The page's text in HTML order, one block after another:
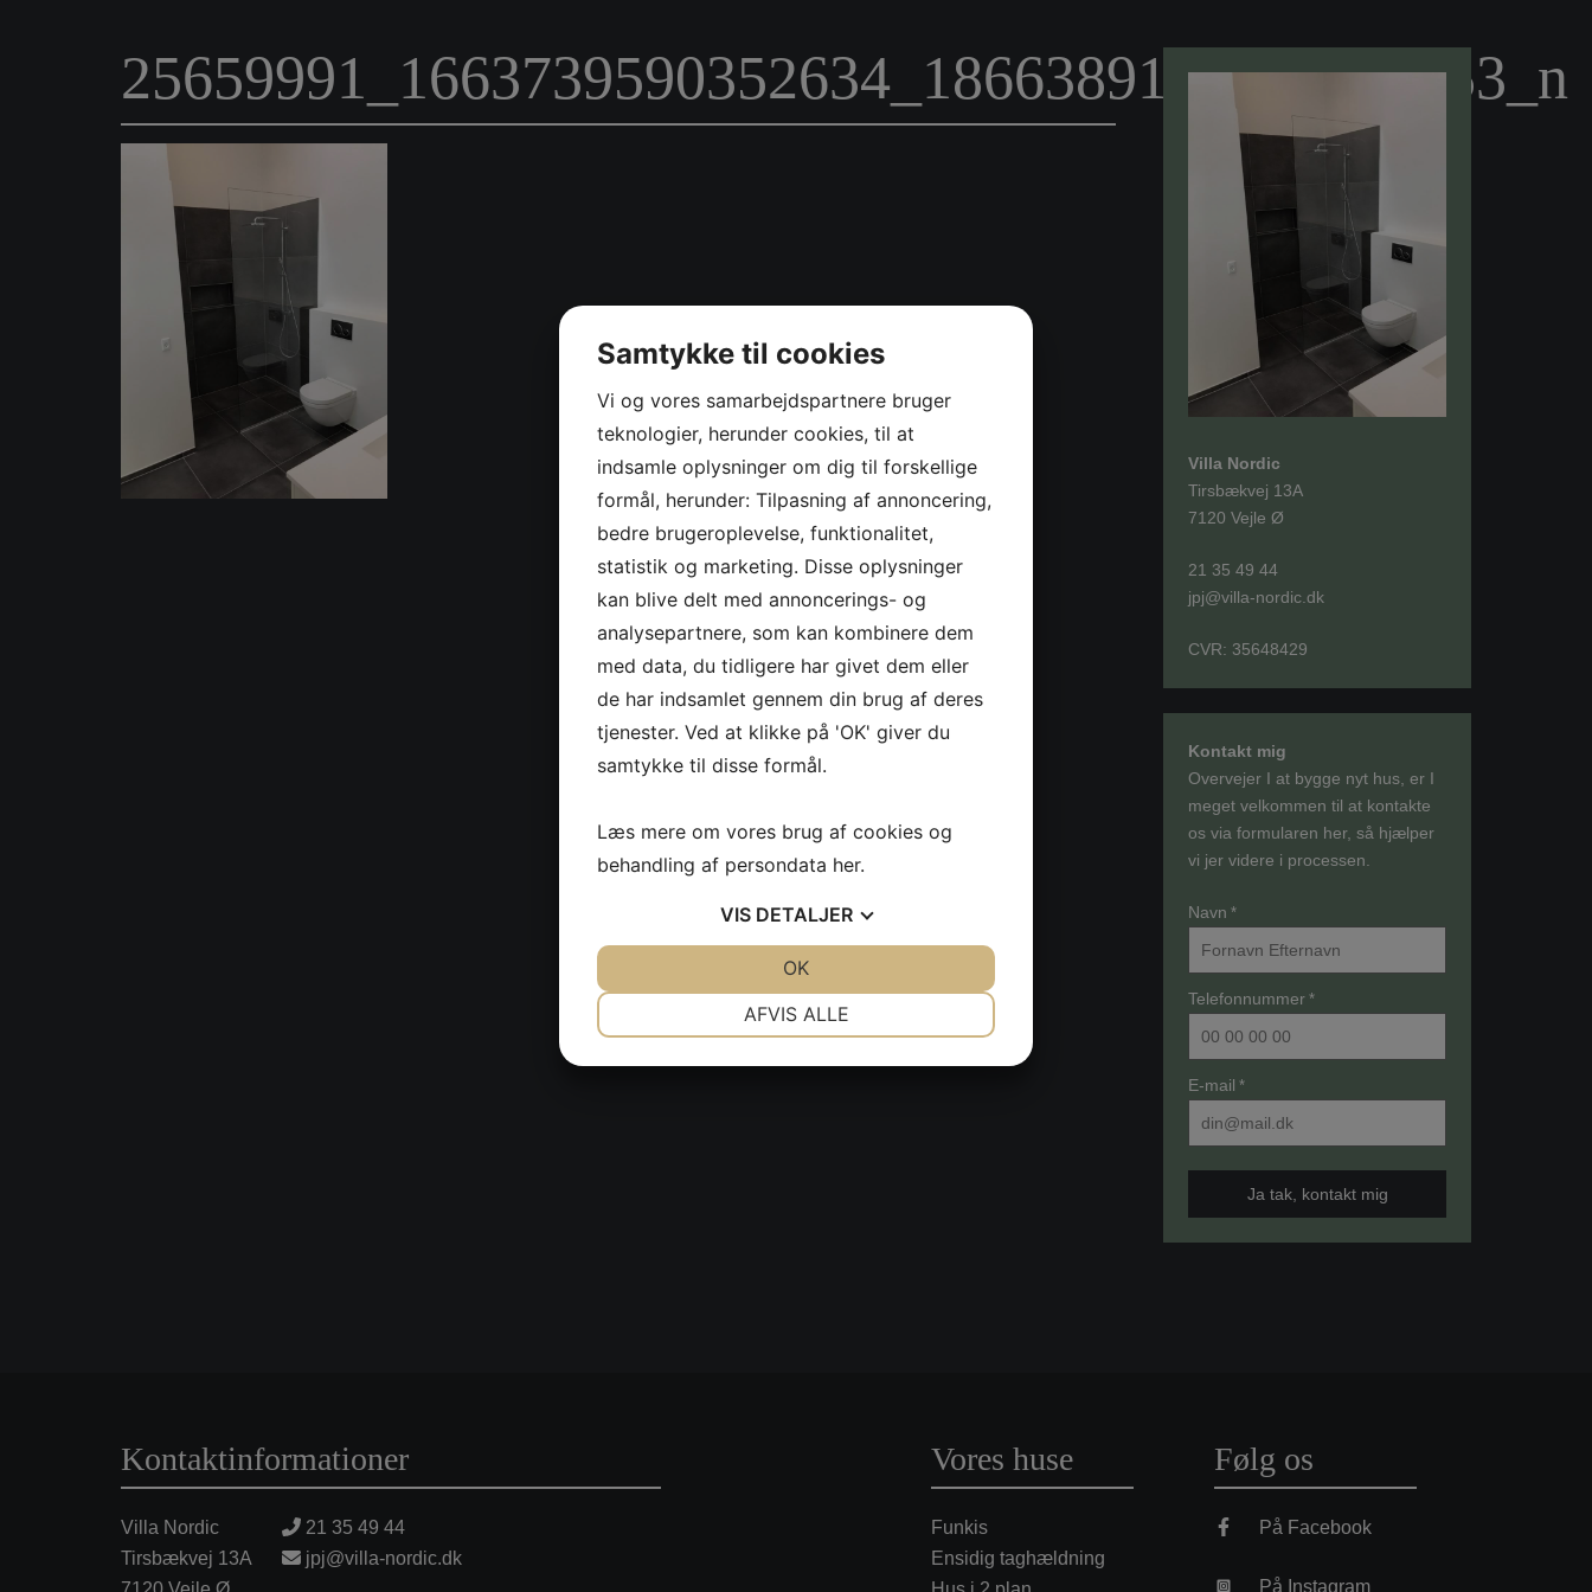
25659991_1663739590352634_1866389121719388253_n
Villa Nordic
Tirsbækvej 13A
7120 Vejle Ø
21 35 49 44
jpj@villa-nordic.dk
CVR: 35648429
Kontakt mig
Overvejer I at bygge nyt hus, er I
meget velkommen til at kontakte
os via formularen her, så hjælper
vi jer videre i processen.
Navn *
Telefonnummer *
E-mail *
Kontaktinformationer
Villa Nordic
Tirsbækvej 13A
21 35 49 44
jpj@villa-nordic.dk
Vores huse
Funkis
Ensidig taghældning
Følg os
På Facebook
På Instagram
Samtykke til cookies
Vi og vores samarbejdspartnere bruger
teknologier, herunder cookies, til at
indsamle oplysninger om dig til forskellige
formål, herunder: Tilpasning af annoncering,
bedre brugeroplevelse, funktionalitet,
statistik og marketing. Disse oplysninger
kan blive delt med annoncerings- og
analysepartnere, som kan kombinere dem
med data, du tidligere har givet dem eller
de har indsamlet gennem din brug af deres
tjenester. Ved at klikke på 'OK' giver du
samtykke til disse formål.
Læs mere om vores brug af cookies og
behandling af persondata her.
VIS DETALJER
AFVIS ALLE
OK